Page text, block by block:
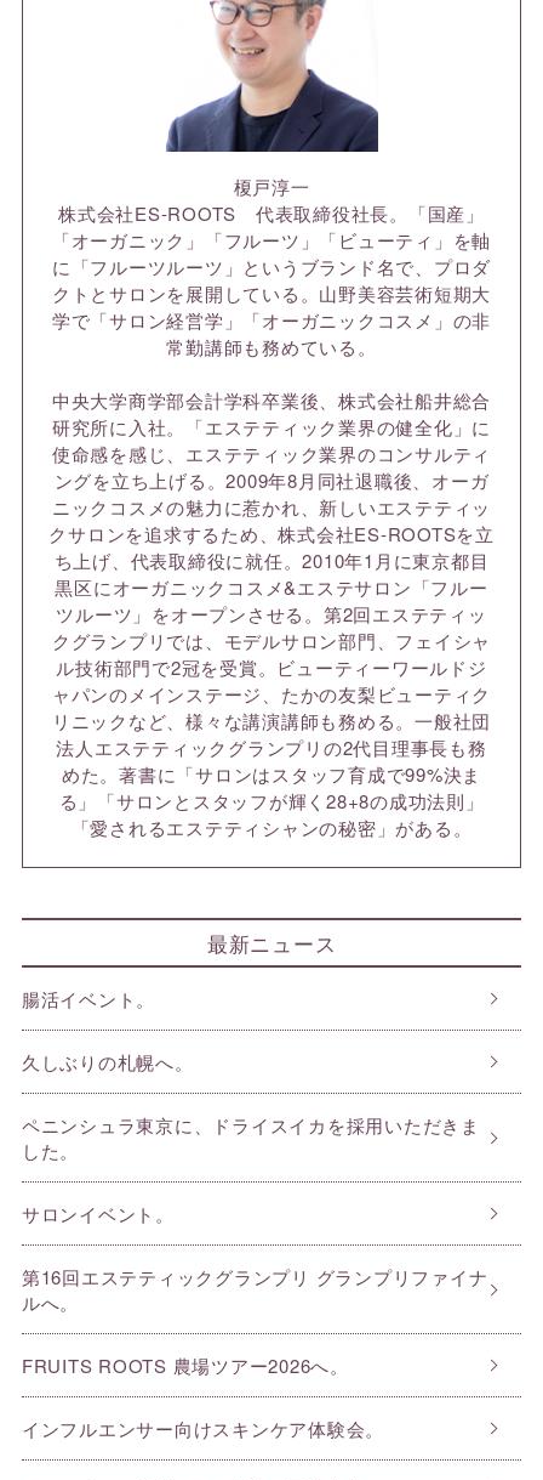
榎戸淳一
株式会社ES-ROOTS 代表取締役社長。「国産」
「オーガニック」「フルーツ」「ビューティ」を軸
に「フルーツルーツ」というブランド名で、プロダ
クトとサロンを展開している。山野美容芸術短期大
学で「サロン経営学」「オーガニックコスメ」の非
常勤講師も務めている。
中央大学商学部会計学科卒業後、株式会社船井総合
研究所に入社。「エステティック業界の健全化」に
使命感を感じ、エステティック業界のコンサルティ
ングを立ち上げる。2009年8月同社退職後、オーガ
ニックコスメの魅力に惹かれ、新しいエステティッ
クサロンを追求するため、株式会社ES-ROOTSを立
ち上げ、代表取締役に就任。2010年1月に東京都目
黒区にオーガニックコスメ&エステサロン「フルー
ツルーツ」をオープンさせる。第2回エステティッ
クグランプリでは、モデルサロン部門、フェイシャ
ル技術部門で2冠を受賞。ビューティーワールドジ
ャパンのメインステージ、たかの友梨ビューティク
リニックなど、様々な講演講師も務める。一般社団
法人エステティックグランプリの2代目理事長も務
めた。著書に「サロンはスタッフ育成で99%決ま
る」「サロンとスタッフが輝く28+8の成功法則」
「愛されるエステティシャンの秘密」がある。
最新ニュース
腸活イベント。
久しぶりの札幌へ。
ペニンシュラ東京に、ドライスイカを採用いただきま
した。
サロンイベント。
第16回エステティックグランプリ グランプリファイナ
ルへ。
FRUITS ROOTS 農場ツアー2026へ。
インフルエンサー向けスキンケア体験会。